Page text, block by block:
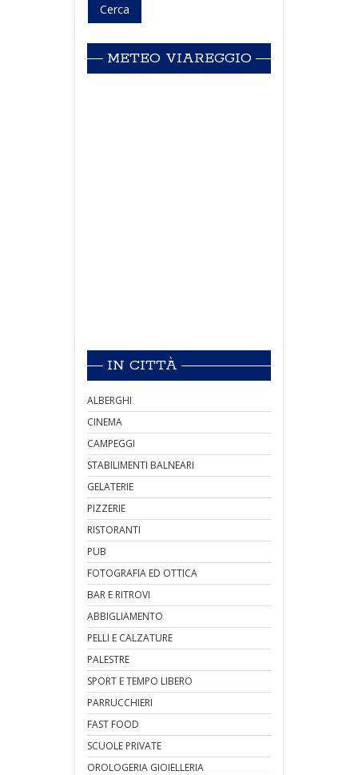
METEO VIAREGGIO
IN CITTÀ
ALBERGHI
CINEMA
CAMPEGGI
STABILIMENTI BALNEARI
GELATERIE
PIZZERIE
RISTORANTI
PUB
FOTOGRAFIA ED OTTICA
BAR E RITROVI
ABBIGLIAMENTO
PELLI E CALZATURE
PALESTRE
SPORT E TEMPO LIBERO
PARRUCCHIERI
FAST FOOD
SCUOLE PRIVATE
OROLOGERIA GIOIELLERIA